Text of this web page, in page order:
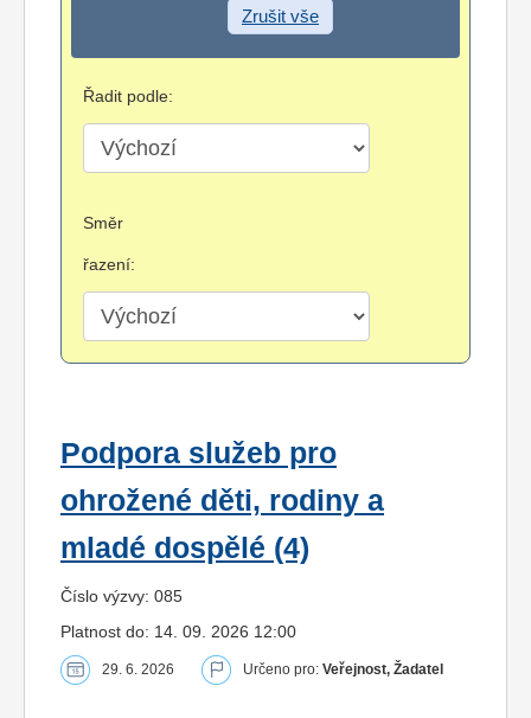
Zrušit vše
Řadit podle:
Směr
řazení:
Podpora služeb pro
ohrožené děti, rodiny a
mladé dospělé (4)
Číslo výzvy: 085
Platnost do: 14. 09. 2026 12:00
29. 6. 2026 Určeno pro: Veřejnost, Žadatel